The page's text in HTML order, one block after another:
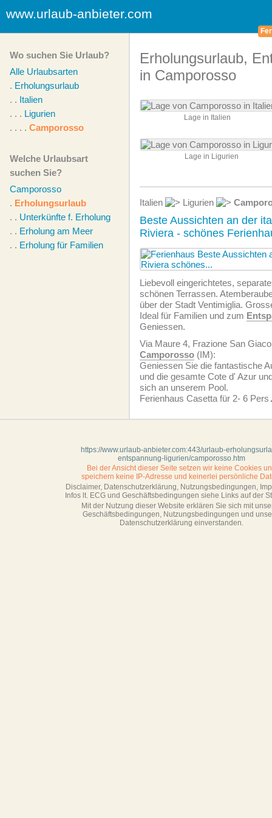
www.urlaub-anbieter.com
Wo suchen Sie Urlaub?
Alle Urlaubsarten
. Erholungsurlaub
. . Italien
. . . Ligurien
. . . . Camporosso
Welche Urlaubsart
suchen Sie?
Camporosso
. Erholungsurlaub
. . Unterkünfte f. Erholung
. . Erholung am Meer
. . Erholung für Familien
Erholungsurlaub,
in Camporosso
Lage in Italien
Lage in Ligurien
Italien Ligurien
Beste Aussichten an der
Riviera - schönes
Liebevoll eingerichtetes,
schönen Terrassen.
über der Stadt Ventimiglia.
Ideal für Familien und zum
Geniessen.
Via Maure 4, Frazione San
Camporosso (IM):
Geniessen Sie die fantastische
und die gesamte Cote d' Azur
sich an unserem Pool.
Ferienhaus Casetta für 2- 6 Pers
https://www.urlaub-anbieter.com:443/urlaub-
entspannung-ligurien/camporosso.htm
Bei der Ansicht dieser Seite setzen wir keine Cookies
speichern keine IP-Adresse und keinerlei persönliche
Disclaimer, Datenschutzerklärung, Nutzungsbedingungen,
Infos lt. ECG und Geschäftsbedingungen siehe Links auf der
Mit der Nutzung dieser Website erklären Sie sich mit
Geschäftsbedin­gungen, Nutzungsbedingungen und
Datenschutzerklärung einverstanden.